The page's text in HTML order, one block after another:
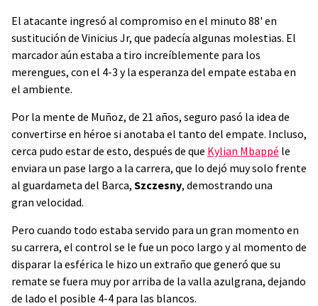
El atacante ingresó al compromiso en el minuto 88' en
sustitución de Vinicius Jr, que padecía algunas molestias. El
marcador aún estaba a tiro increíblemente para los
merengues, con el 4-3 y la esperanza del empate estaba en
el ambiente.
Por la mente de Muñoz, de 21 años, seguro pasó la idea de
convertirse en héroe si anotaba el tanto del empate. Incluso,
cerca pudo estar de esto, después de que Kylian Mbappé le
enviara un pase largo a la carrera, que lo dejó muy solo frente
al guardameta del Barca, Szczesny, demostrando una
gran velocidad.
Pero cuando todo estaba servido para un gran momento en
su carrera, el control se le fue un poco largo y al momento de
disparar la esférica le hizo un extraño que generó que su
remate se fuera muy por arriba de la valla azulgrana, dejando
de lado el posible 4-4 para las blancos.